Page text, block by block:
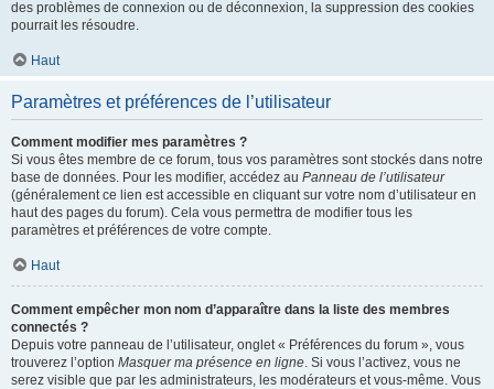
des problèmes de connexion ou de déconnexion, la suppression des cookies
pourrait les résoudre.
Haut
Paramètres et préférences de l’utilisateur
Comment modifier mes paramètres ?
Si vous êtes membre de ce forum, tous vos paramètres sont stockés dans notre
base de données. Pour les modifier, accédez au Panneau de l’utilisateur
(généralement ce lien est accessible en cliquant sur votre nom d’utilisateur en
haut des pages du forum). Cela vous permettra de modifier tous les
paramètres et préférences de votre compte.
Haut
Comment empêcher mon nom d’apparaître dans la liste des membres
connectés ?
Depuis votre panneau de l’utilisateur, onglet « Préférences du forum », vous
trouverez l’option Masquer ma présence en ligne. Si vous l’activez, vous ne
serez visible que par les administrateurs, les modérateurs et vous-même. Vous